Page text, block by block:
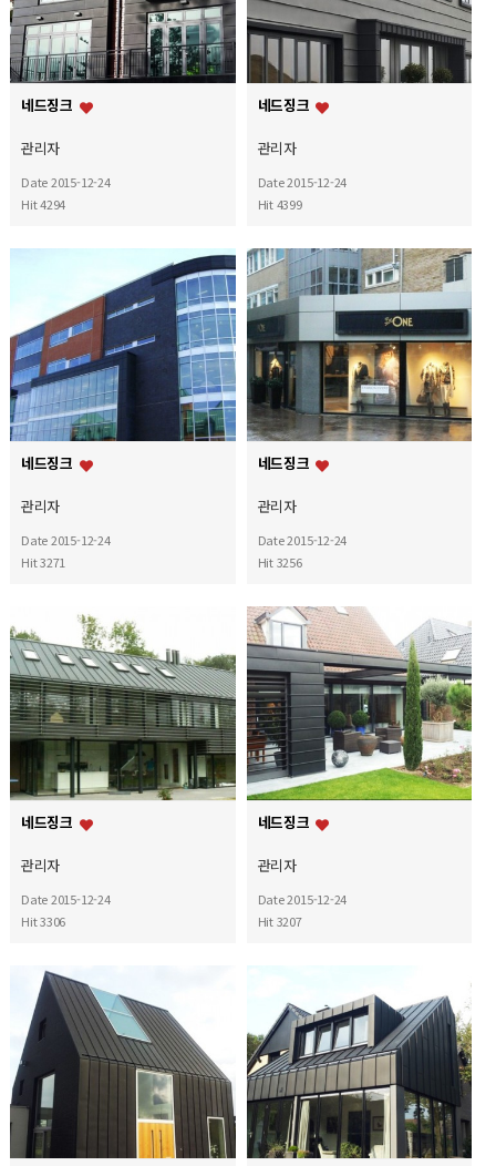
네드징크
관리자
Date 2015-12-24
Hit 4294
네드징크
관리자
Date 2015-12-24
Hit 4399
네드징크
관리자
Date 2015-12-24
Hit 3271
네드징크
관리자
Date 2015-12-24
Hit 3256
네드징크
관리자
Date 2015-12-24
Hit 3306
네드징크
관리자
Date 2015-12-24
Hit 3207